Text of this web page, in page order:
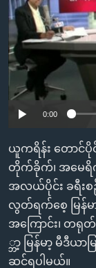
ရန်
ပင်မ
အ
ညွန်း
စာမျက်နှာ
ကြည့်
ရန်
ရှာဖွေ
ရန်
နေရာ
သို့
ကျော်
မကြေးမုံရဲ့ အင်္ဂ
ရုပ်ရှင်ထဲက အင်္ဂ
သုတပဒေသာ အင်္
ရေဒီယို
တီဗွီ
ရေဒီယိုနှင့်ရုပ်သံ
ရေဒီယို/တီဗွီအစီ
Learning English
ဗွီအိုအေ လူမှုကွန်ယက်မ
ဘာသာစကားမျ
No
0:00
ယူကရိန်း တောင်ပို
တိုက်ခိုက်၊ အမေရိ
အလယ်ပိုင်း ခရီးစ
လွတ်ရက်စေ့ မြန်မ
အကြောင်း၊ တရုတ်
ဘာ့ မြန်မာ့ မီဒီယ
ဆင်ရပါမယ်။